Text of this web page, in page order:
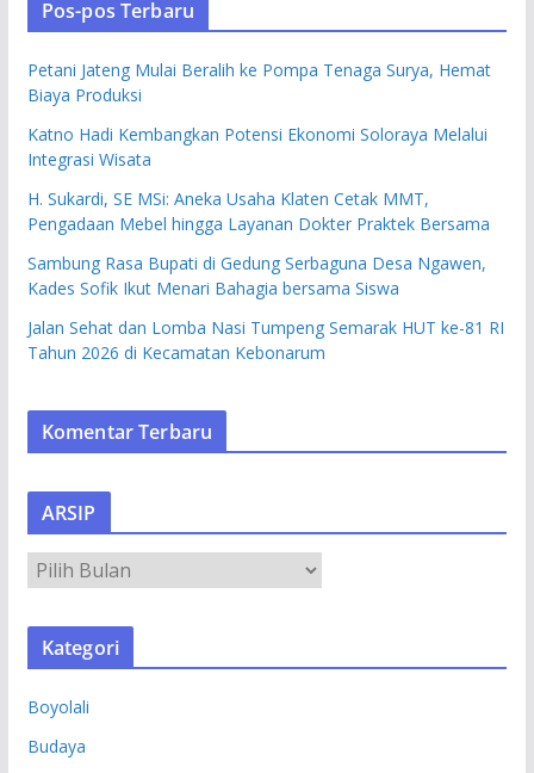
Pos-pos Terbaru
Petani Jateng Mulai Beralih ke Pompa Tenaga Surya, Hemat
Biaya Produksi
Katno Hadi Kembangkan Potensi Ekonomi Soloraya Melalui
Integrasi Wisata
H. Sukardi, SE MSi: Aneka Usaha Klaten Cetak MMT,
Pengadaan Mebel hingga Layanan Dokter Praktek Bersama
Sambung Rasa Bupati di Gedung Serbaguna Desa Ngawen,
Kades Sofik Ikut Menari Bahagia bersama Siswa
Jalan Sehat dan Lomba Nasi Tumpeng Semarak HUT ke-81 RI
Tahun 2026 di Kecamatan Kebonarum
Komentar Terbaru
ARSIP
R
S
Kategori
Boyolali
Budaya